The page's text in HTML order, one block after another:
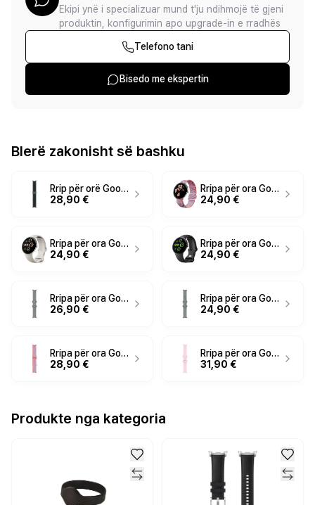
Ekipi ynë i specializuar mund t'ju ndihmojë të gjeni
produktin, konfigurimin apo upgrade-in e rradhës
Telefono tani
Bisedo me ekspertin
Blerë zakonisht së bashku
Rrip për orë Google Pixel Watch Woven Band for Pixel Watch 137 - 203 mm- Gjelbër e mbyllur
28,90 €
Rripa për ora Google Pixel Watch 3 / Woven Band / 41 mm - Rozë
24,90 €
Rripa për ora Google Pixel Watch 3 / Active Band / 45 mm / Large – Bezhë e hapur
24,90 €
Rripa për ora Google Pixel Watch 3 / Band Active / 45 mm – Zezë
24,90 €
Rripa për ora Google Pixel Watch 3 / Active Band / 45 mm / Large - Gri
26,90 €
Rripa për ora Google Pixel Watch 3 / Active Sport Band / 45 mm / Small - Gri
24,90 €
Rripa për ora Google Pixel Watch 3 - 45mm Woven Band - Rozë
28,90 €
Rripa për ora Google Pixel Watch 3 - 41mm Active Band S - Rozë
31,90 €
Produkte nga kategoria